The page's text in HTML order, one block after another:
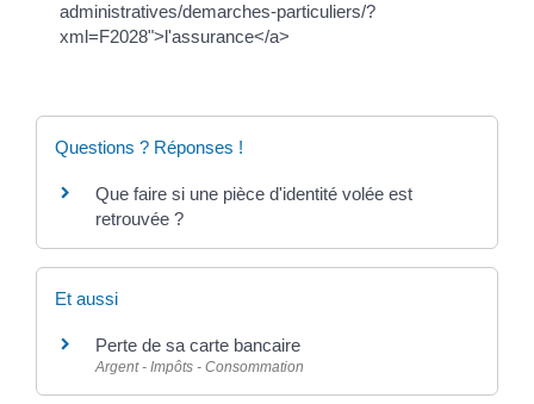
administratives/demarches-particuliers/?
xml=F2028">l'assurance</a>
Questions ? Réponses !
Que faire si une pièce d'identité volée est
retrouvée ?
Et aussi
Perte de sa carte bancaire
Argent - Impôts - Consommation